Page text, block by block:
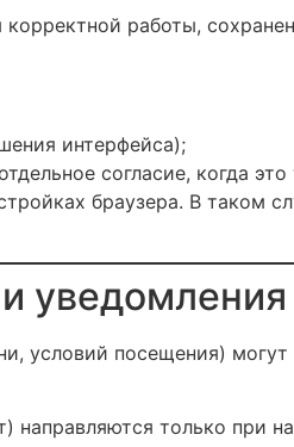
работы,
интерфейса);
согласие, когда это
браузера. В таком
уведомления
условий посещения) могут
только при